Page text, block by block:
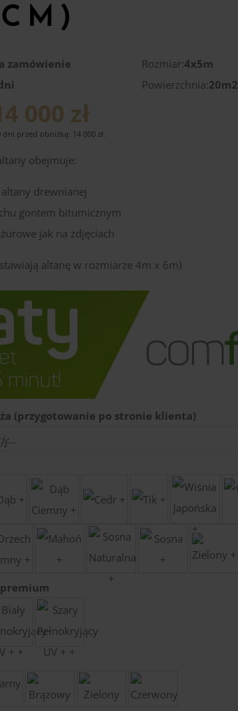
zamówienie Rozmiar:4x5m
Powierzchnia:20m2
000 zł
dni przed obniżką: 14 000 zł
obejmuje:
drewnianej
gontem bitumicznym
jak na zdjęciach
altanę w rozmiarze 4m x 6m)
(przygotowanie po stronie klienta)